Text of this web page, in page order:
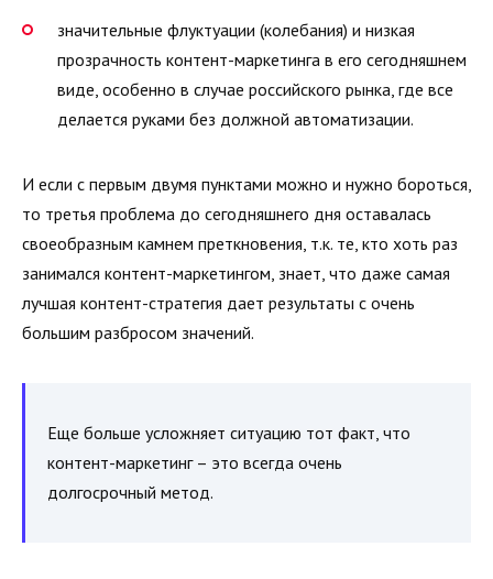
значительные флуктуации (колебания) и низкая
прозрачность контент-маркетинга в его сегодняшнем
виде, особенно в случае российского рынка, где все
делается руками без должной автоматизации.
И если с первым двумя пунктами можно и нужно бороться,
то третья проблема до сегодняшнего дня оставалась
своеобразным камнем преткновения, т.к. те, кто хоть раз
занимался контент-маркетингом, знает, что даже самая
лучшая контент-стратегия дает результаты с очень
большим разбросом значений.
Еще больше усложняет ситуацию тот факт, что
контент-маркетинг – это всегда очень
долгосрочный метод.